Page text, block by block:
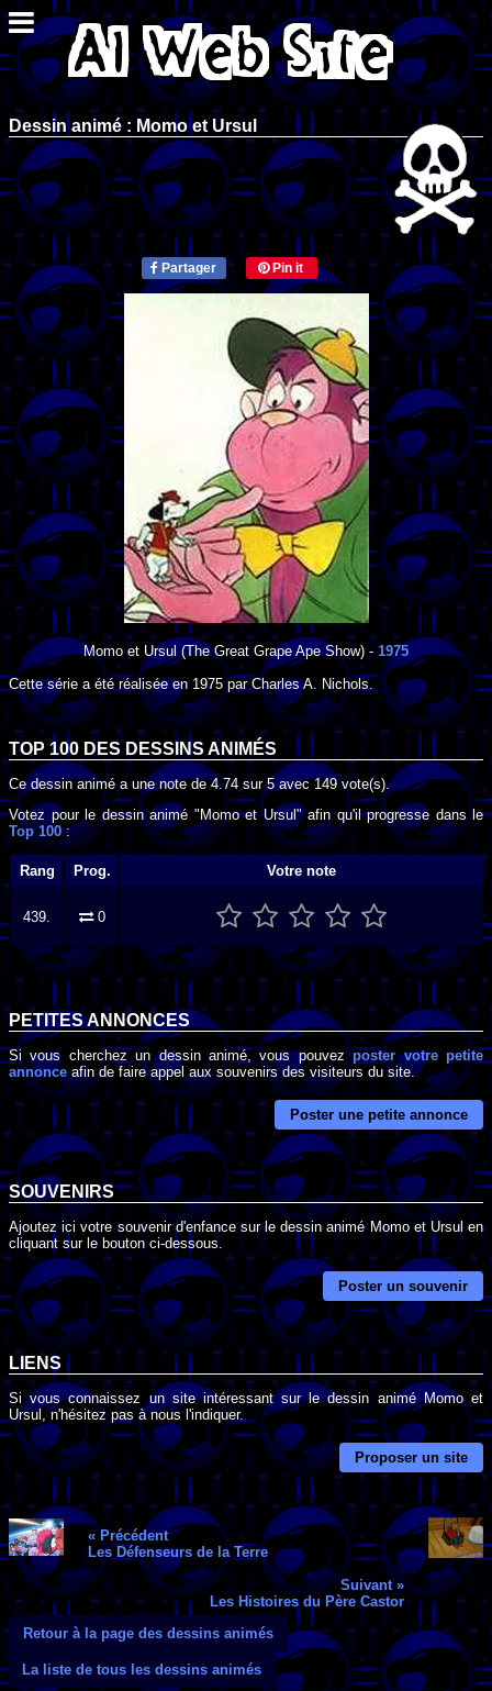
Dessin animé : Momo et Ursul
Partager Pin it
Momo et Ursul (The Great Grape Ape Show) - 1975
Cette série a été réalisée en 1975par Charles A. Nichols
TOP 100 DES DESSINS ANIMÉS
Ce dessin animé a une note de4.74 sur5 avec149vote(s).
Votez pour le dessin animé "Momo et Ursul" afin qu'il progresse dans le
Top 100:
Rang Prog. Votre note
439. 0
PETITES ANNONCES
Si vous cherchez un dessin animé, vous pouvezposter votre petite
annonceafin de faire appel aux souvenirs des visiteurs du site.
Poster une petite annonce
SOUVENIRS
Ajoutez ici votre souvenir d'enfance sur le dessin animé Momo et Ursul en
cliquant sur le bouton ci-dessous.
Poster un souvenir
LIENS
Si vous connaissez un site intéressant sur le dessin animé Momo et
Ursul, n'hésitez pas à nous l'indiquer.
Proposer un site
« Précédent
Les Défenseurs de la Terre
Suivant »
Les Histoires du Père Castor
Retour à la page des dessins animés
La liste de tous les dessins animés